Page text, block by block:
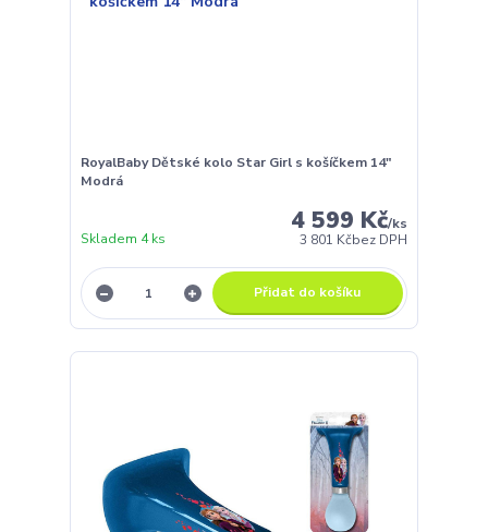
RoyalBaby Dětské kolo Star Girl s košíčkem 14"
Modrá
4 599 Kč/ks
3 801 Kčbez DPH
Skladem 4 ks
Přidat do košíku